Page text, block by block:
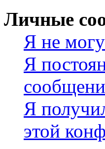
Личные
Я не
Я
Я
этой